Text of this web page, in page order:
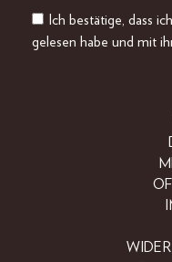
Ich bestätige, dass
gelesen habe und mit